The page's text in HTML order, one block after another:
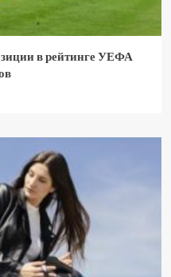
в рейтинге УЕФА